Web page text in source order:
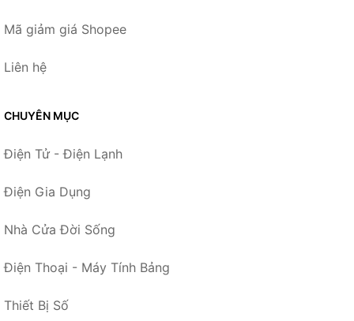
Mã giảm giá Shopee
Liên hệ
CHUYÊN MỤC
Điện Tử - Điện Lạnh
Điện Gia Dụng
Nhà Cửa Đời Sống
Điện Thoại - Máy Tính Bảng
Thiết Bị Số